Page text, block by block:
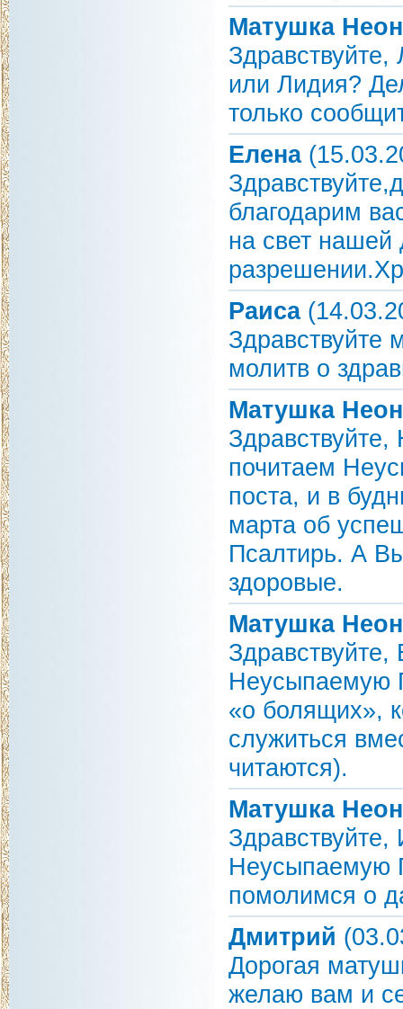
Матушка
или Лидия?
только
Елена
благодарим
на свет нашей
Раиса
молитв о
Матушка
почитаем
поста, и в
марта об
Псалтирь. А
здоровые.
Матушка
Неусыпаемую
«о болящих»,
служиться
читаются).
Матушка
Неусыпаемую
помолимся о
Дмитрий
Дорогая
желаю вам и